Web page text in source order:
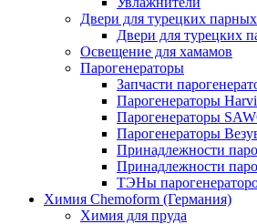
Двери для турецких парных
Двери для турецких
Освещение для хамамов
Парогенераторы
Запчасти
Парогенераторы
Парогенераторы
Парогенераторы
Принадлежности
Принадлежности
ТЭНы
Химия Chemoform (Германия)
Химия для пруда